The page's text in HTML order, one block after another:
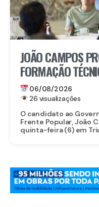
JOÃO CAMPOS
FORMAÇÃO
FORTALECER
06/08/2026
26 visualizações
O candidato ao
Frente Popular, João
quinta-feira (6) em